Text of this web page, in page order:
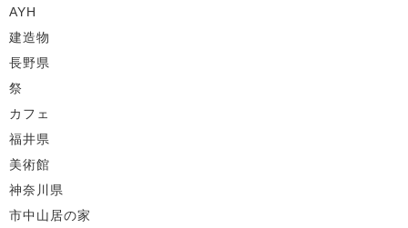
AYH
建造物
長野県
祭
カフェ
福井県
美術館
神奈川県
市中山居の家